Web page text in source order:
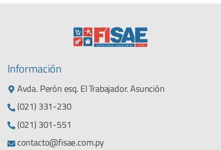
Información
Avda. Perón esq. El Trabajador. Asunción
(021) 331-230
(021) 301-551
contacto@fisae.com.py